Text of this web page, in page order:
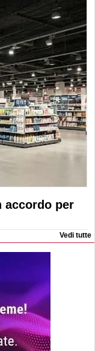
accordo per
Vedi tutte